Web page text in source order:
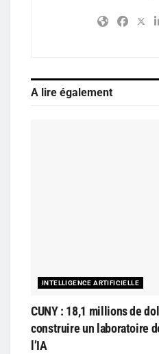
A lire également
INTELLIGENCE ARTIFICIELLE
CUNY : 18,1 millions de
construire un laboratoire
l’IA